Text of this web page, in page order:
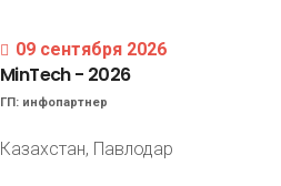
09 сентября 2026
MinTech- 2026
ГП: инфопартнер
Казахстан, Павлодар